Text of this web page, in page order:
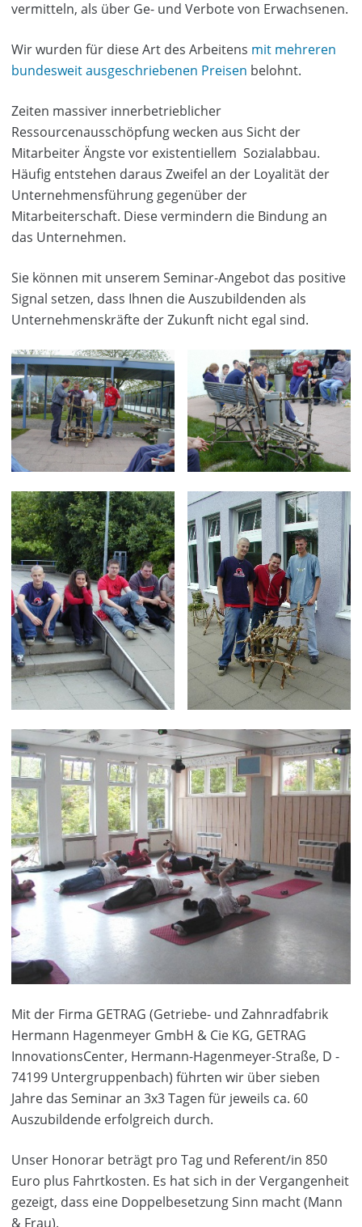
vermitteln, als über Ge- und Verbote von Erwachsenen.
Wir wurden für diese Art des Arbeitens mit mehreren
bundesweit ausgeschriebenen Preisen belohnt.
Zeiten massiver innerbetrieblicher
Ressourcenausschöpfung wecken aus Sicht der
Mitarbeiter Ängste vor existentiellem Sozialabbau.
Häufig entstehen daraus Zweifel an der Loyalität der
Unternehmensführung gegenüber der
Mitarbeiterschaft. Diese vermindern die Bindung an
das Unternehmen.
Sie können mit unserem Seminar-Angebot das positive
Signal setzen, dass Ihnen die Auszubildenden als
Unternehmenskräfte der Zukunft nicht egal sind.
Mit der Firma GETRAG (Getriebe- und Zahnradfabrik
Hermann Hagenmeyer GmbH & Cie KG, GETRAG
InnovationsCenter, Hermann-Hagenmeyer-Straße, D -
74199 Untergruppenbach) führten wir über sieben
Jahre das Seminar an 3x3 Tagen für jeweils ca. 60
Auszubildende erfolgreich durch.
Unser Honorar beträgt pro Tag und Referent/in 850
Euro plus Fahrtkosten. Es hat sich in der Vergangenheit
gezeigt, dass eine Doppelbesetzung Sinn macht (Mann
& Frau).